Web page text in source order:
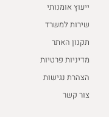
ייעוץ אומנותי
שירות למשרד
תקנון האתר
מדיניות פרטיות
הצהרת נגישות
צור קשר